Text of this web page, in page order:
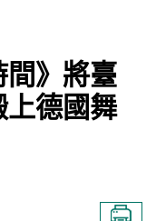
頁
級英雄 《閻
籃芬蘭奪冠
化活動 串聯
高檔料理並
運動會在花蓮
訪問均依規範
間》將臺
上德國舞